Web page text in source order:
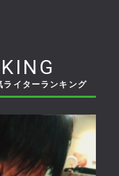
ライターランキング